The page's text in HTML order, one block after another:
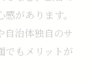
があります。
自治体独自のサ
でもメリットが